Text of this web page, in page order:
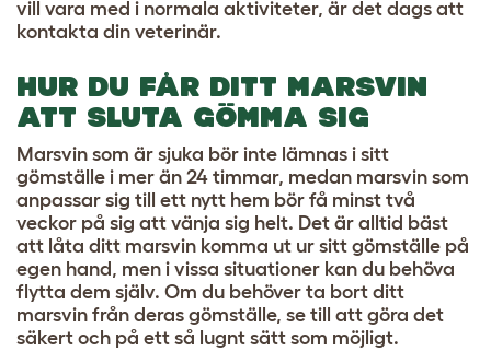
vill vara med i normala aktiviteter, är det dags att
kontakta din veterinär.
HUR DU FÅR DITT MARSVIN
ATT SLUTA GÖMMA SIG
Marsvin som är sjuka bör inte lämnas i sitt
gömställe i mer än 24 timmar, medan marsvin som
anpassar sig till ett nytt hem bör få minst två
veckor på sig att vänja sig helt. Det är alltid bäst
att låta ditt marsvin komma ut ur sitt gömställe på
egen hand, men i vissa situationer kan du behöva
flytta dem själv. Om du behöver ta bort ditt
marsvin från deras gömställe, se till att göra det
säkert och på ett så lugnt sätt som möjligt.